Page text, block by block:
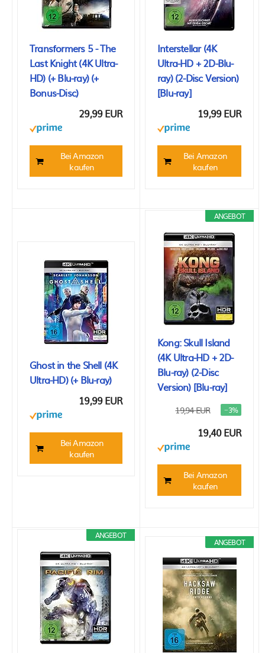
Transformers 5 - The
Last Knight (4K Ultra-
HD) (+ Blu-ray) (+
Bonus-Disc)
29,99 EUR
Bei Amazon
kaufen
Interstellar (4K
Ultra-HD + 2D-Blu-
ray) (2-Disc Version)
[Blu-ray]
19,99 EUR
Bei Amazon
kaufen
Ghost in the Shell (4K
Ultra-HD) (+ Blu-ray)
19,99 EUR
Bei Amazon
kaufen
ANGEBOT
Kong: Skull Island
(4K Ultra-HD + 2D-
Blu-ray) (2-Disc
Version) [Blu-ray]
19,94 EUR −3%
19,40 EUR
Bei Amazon
kaufen
ANGEBOT
ANGEBOT